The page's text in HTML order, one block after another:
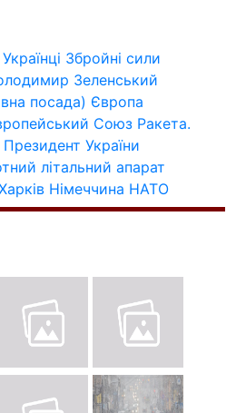
Українці Збройні сили
Зеленський
посада) Європа
Союз Ракета.
Президент України
літальний апарат
Німеччина НАТО